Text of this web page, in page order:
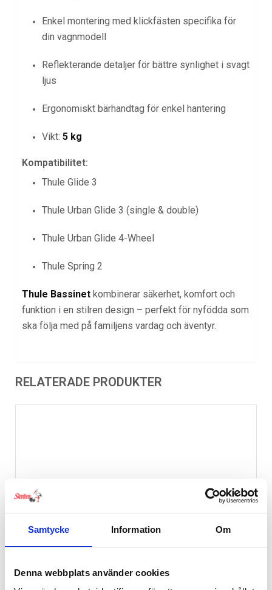
Samtycke Information Om
Denna webbplats använder cookies
Enkel montering med klickfästen specifika för
din vagnmodell
Reflekterande detaljer för bättre synlighet i svagt
ljus
Ergonomiskt bärhandtag för enkel hantering
Vikt: 5 kg
Kompatibilitet:
Thule Glide 3
Thule Urban Glide 3 (single & double)
Thule Urban Glide 4-Wheel
Thule Spring 2
Thule Bassinet kombinerar säkerhet, komfort och
funktion i en stilren design – perfekt för nyfödda som
ska följa med på familjens vardag och äventyr.
RELATERADE PRODUKTER